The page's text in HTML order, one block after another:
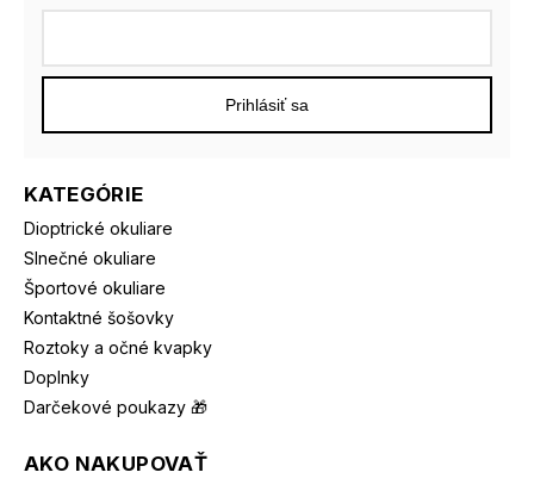
KATEGÓRIE
Dioptrické okuliare
Slnečné okuliare
Športové okuliare
Kontaktné šošovky
Roztoky a očné kvapky
Doplnky
Darčekové poukazy 🎁
AKO NAKUPOVAŤ
Prihlásiť sa